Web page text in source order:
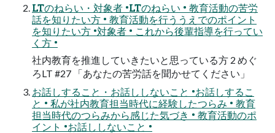
LTのねらい・対象者 •LTのねらい • 教育活動の苦労
話を知りたい方 • 教育活動を行ううえでのポイント
を知りたい方 •対象者 • これから後輩指導を行ってい
く方 •
社内教育を推進していきたいと思っている方 2 めぐ
ろLT #27 「あなたの苦労話を聞かせてください」
お話しすること・お話ししないこと •お話しするこ
と • 私が社内教育担当時代に経験したつらみ • 教育
担当時代のつらみから感じた気づき • 教育活動のポ
イント •お話ししないこと •